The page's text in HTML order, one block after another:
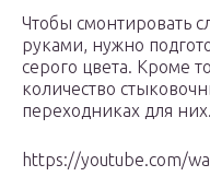
Чтобы смонтировать
руками, нужно
серого цвета. Кроме
количество
переходниках для них.
https://youtube.com/